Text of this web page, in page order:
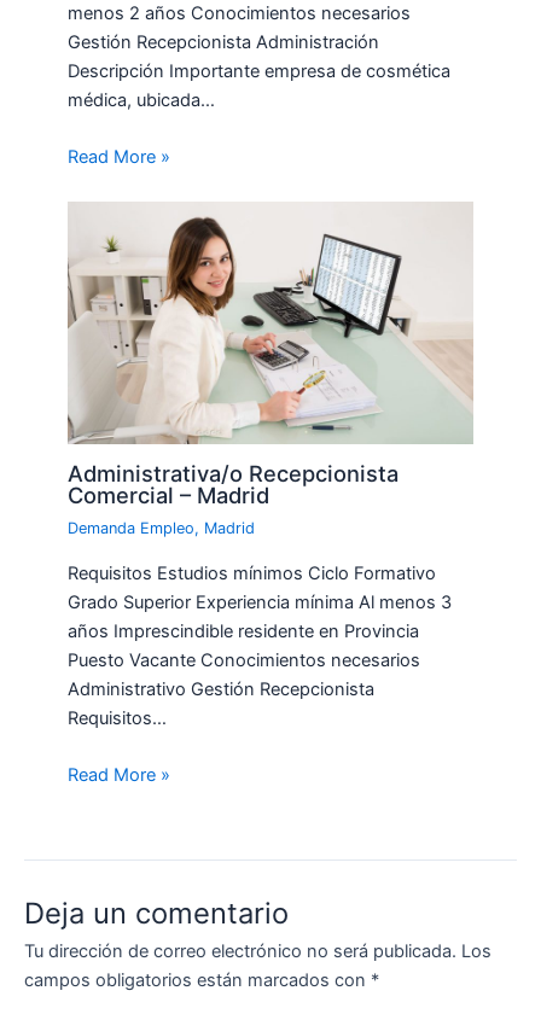
menos 2 años Conocimientos necesarios
Gestión Recepcionista Administración
Descripción Importante empresa de cosmética
médica, ubicada…
Read More »
Administrativa/o Recepcionista
Comercial – Madrid
Demanda Empleo, Madrid
Requisitos Estudios mínimos Ciclo Formativo
Grado Superior Experiencia mínima Al menos 3
años Imprescindible residente en Provincia
Puesto Vacante Conocimientos necesarios
Administrativo Gestión Recepcionista
Requisitos…
Read More »
Deja un comentario
Tu dirección de correo electrónico no será publicada. Los
campos obligatorios están marcados con *